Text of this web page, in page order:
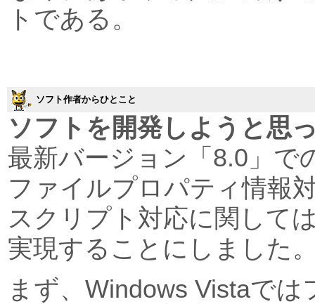
トである。
ソフト作者からひとこと
ソフトを開発しようと思
最新バージョン「8.0」で
ファイルプロパティ情報
スクリプト対応に関して
実現することにしました
まず、Windows Vistaで